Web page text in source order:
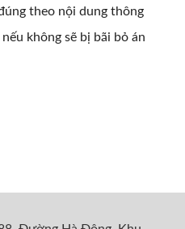
theo nội dung thông
không sẽ bị bãi bỏ án